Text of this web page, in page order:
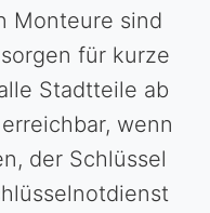
Monteure sind
für kurze
Stadtteile ab
wenn
der Schlüssel